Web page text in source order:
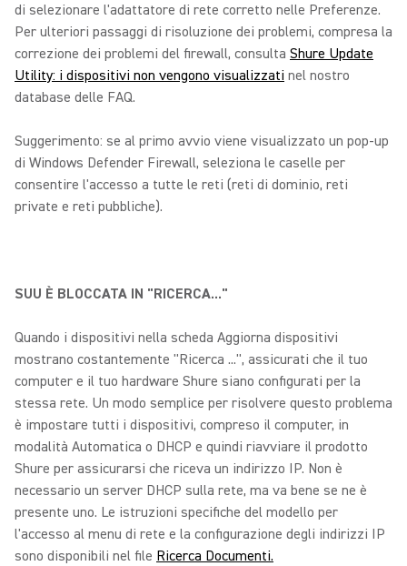
di selezionare l'adattatore di rete corretto nelle Preferenze.
Per ulteriori passaggi di risoluzione dei problemi, compresa la
correzione dei problemi del firewall, consulta Shure Update
Utility: i dispositivi non vengono visualizzati nel nostro
database delle FAQ.
Suggerimento: se al primo avvio viene visualizzato un pop-up
di Windows Defender Firewall, seleziona le caselle per
consentire l'accesso a tutte le reti (reti di dominio, reti
private e reti pubbliche).
SUU È BLOCCATA IN "RICERCA..."
Quando i dispositivi nella scheda Aggiorna dispositivi
mostrano costantemente "Ricerca ...", assicurati che il tuo
computer e il tuo hardware Shure siano configurati per la
stessa rete. Un modo semplice per risolvere questo problema
è impostare tutti i dispositivi, compreso il computer, in
modalità Automatica o DHCP e quindi riavviare il prodotto
Shure per assicurarsi che riceva un indirizzo IP. Non è
necessario un server DHCP sulla rete, ma va bene se ne è
presente uno. Le istruzioni specifiche del modello per
l'accesso al menu di rete e la configurazione degli indirizzi IP
sono disponibili nel file Ricerca Documenti.